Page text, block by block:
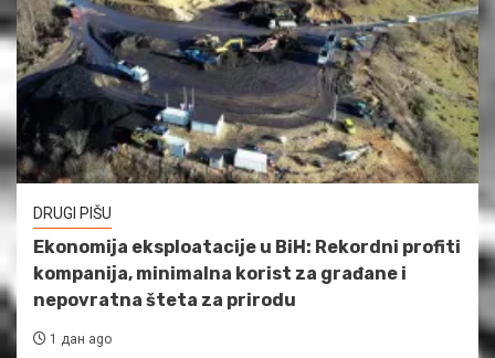
DRUGI PIŠU
Ekonomija eksploatacije u BiH: Rekordni profiti
kompanija, minimalna korist za građane i
nepovratna šteta za prirodu
1 дан ago